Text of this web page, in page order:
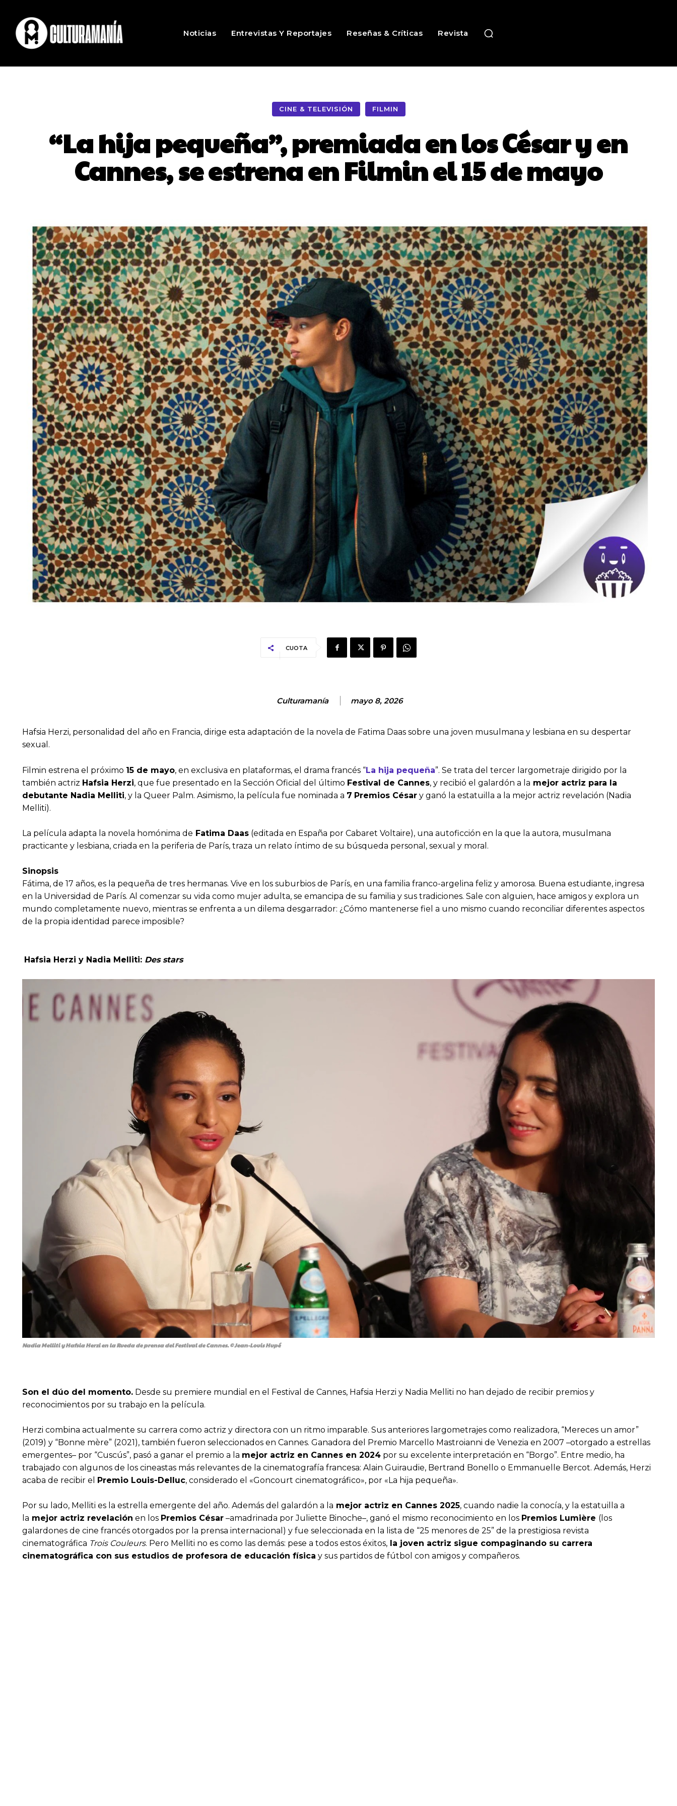
Noticias Entrevistas Y Reportajes Reseñas & Críticas Revista
CINE & TELEVISIÓN FILMIN
“La hija pequeña”, premiada en los César y en
Cannes, se estrena en Filmin el 15 de mayo
CUOTA
Culturamanía mayo 8, 2026
Hafsia Herzi, personalidad del año en Francia, dirige esta adaptación de la novela de Fatima Daas sobre una joven musulmana y lesbiana en su despertar
sexual.
Filmin estrena el próximo 15 de mayo, en exclusiva en plataformas, el drama francés “La hija pequeña”. Se trata del tercer largometraje dirigido por la
también actriz Hafsia Herzi, que fue presentado en la Sección Oficial del último Festival de Cannes, y recibió el galardón a la mejor actriz para la
debutante Nadia Melliti, y la Queer Palm. Asimismo, la película fue nominada a 7 Premios César y ganó la estatuilla a la mejor actriz revelación (Nadia
Melliti).
La película adapta la novela homónima de Fatima Daas (editada en España por Cabaret Voltaire), una autoficción en la que la autora, musulmana
practicante y lesbiana, criada en la periferia de París, traza un relato íntimo de su búsqueda personal, sexual y moral.
Sinopsis
Fátima, de 17 años, es la pequeña de tres hermanas. Vive en los suburbios de París, en una familia franco-argelina feliz y amorosa. Buena estudiante, ingresa
en la Universidad de París. Al comenzar su vida como mujer adulta, se emancipa de su familia y sus tradiciones. Sale con alguien, hace amigos y explora un
mundo completamente nuevo, mientras se enfrenta a un dilema desgarrador: ¿Cómo mantenerse fiel a uno mismo cuando reconciliar diferentes aspectos
de la propia identidad parece imposible?
Hafsia Herzi y Nadia Melliti: Des stars
Nadia Melliti y Hafsia Herzi en la Rueda de prensa del Festival de Cannes. © Jean-Louis Hupé
Son el dúo del momento. Desde su premiere mundial en el Festival de Cannes, Hafsia Herzi y Nadia Melliti no han dejado de recibir premios y
reconocimientos por su trabajo en la película.
Herzi combina actualmente su carrera como actriz y directora con un ritmo imparable. Sus anteriores largometrajes como realizadora, “Mereces un amor”
(2019) y “Bonne mère” (2021), también fueron seleccionados en Cannes. Ganadora del Premio Marcello Mastroianni de Venezia en 2007 –otorgado a estrellas
emergentes– por “Cuscús”, pasó a ganar el premio a la mejor actriz en Cannes en 2024 por su excelente interpretación en “Borgo”. Entre medio, ha
trabajado con algunos de los cineastas más relevantes de la cinematografía francesa: Alain Guiraudie, Bertrand Bonello o Emmanuelle Bercot. Además, Herzi
acaba de recibir el Premio Louis-Delluc, considerado el «Goncourt cinematográfico», por «La hija pequeña».
Por su lado, Melliti es la estrella emergente del año. Además del galardón a la mejor actriz en Cannes 2025, cuando nadie la conocía, y la estatuilla a
la mejor actriz revelación en los Premios César –amadrinada por Juliette Binoche–, ganó el mismo reconocimiento en los Premios Lumière (los
galardones de cine francés otorgados por la prensa internacional) y fue seleccionada en la lista de “25 menores de 25” de la prestigiosa revista
cinematográfica Trois Couleurs. Pero Melliti no es como las demás: pese a todos estos éxitos, la joven actriz sigue compaginando su carrera
cinematográfica con sus estudios de profesora de educación física y sus partidos de fútbol con amigos y compañeros.